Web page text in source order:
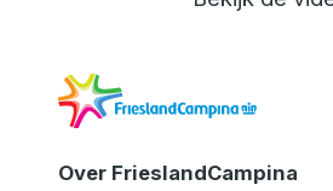
Ga
naar
startpagina
Over FrieslandCampina